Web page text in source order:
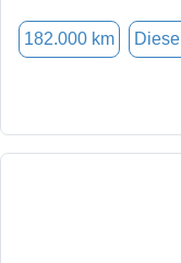
182.000 km Diesel